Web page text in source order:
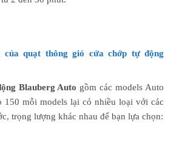
của quạt thông gió cửa chớp tự động
Blauberg Auto gồm các models Auto
150 mỗi models lại có nhiều loại với các
trọng lượng khác nhau để bạn lựa chọn: